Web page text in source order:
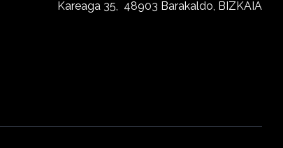
Kareaga 35,  48903 Barakaldo, BIZKAIA